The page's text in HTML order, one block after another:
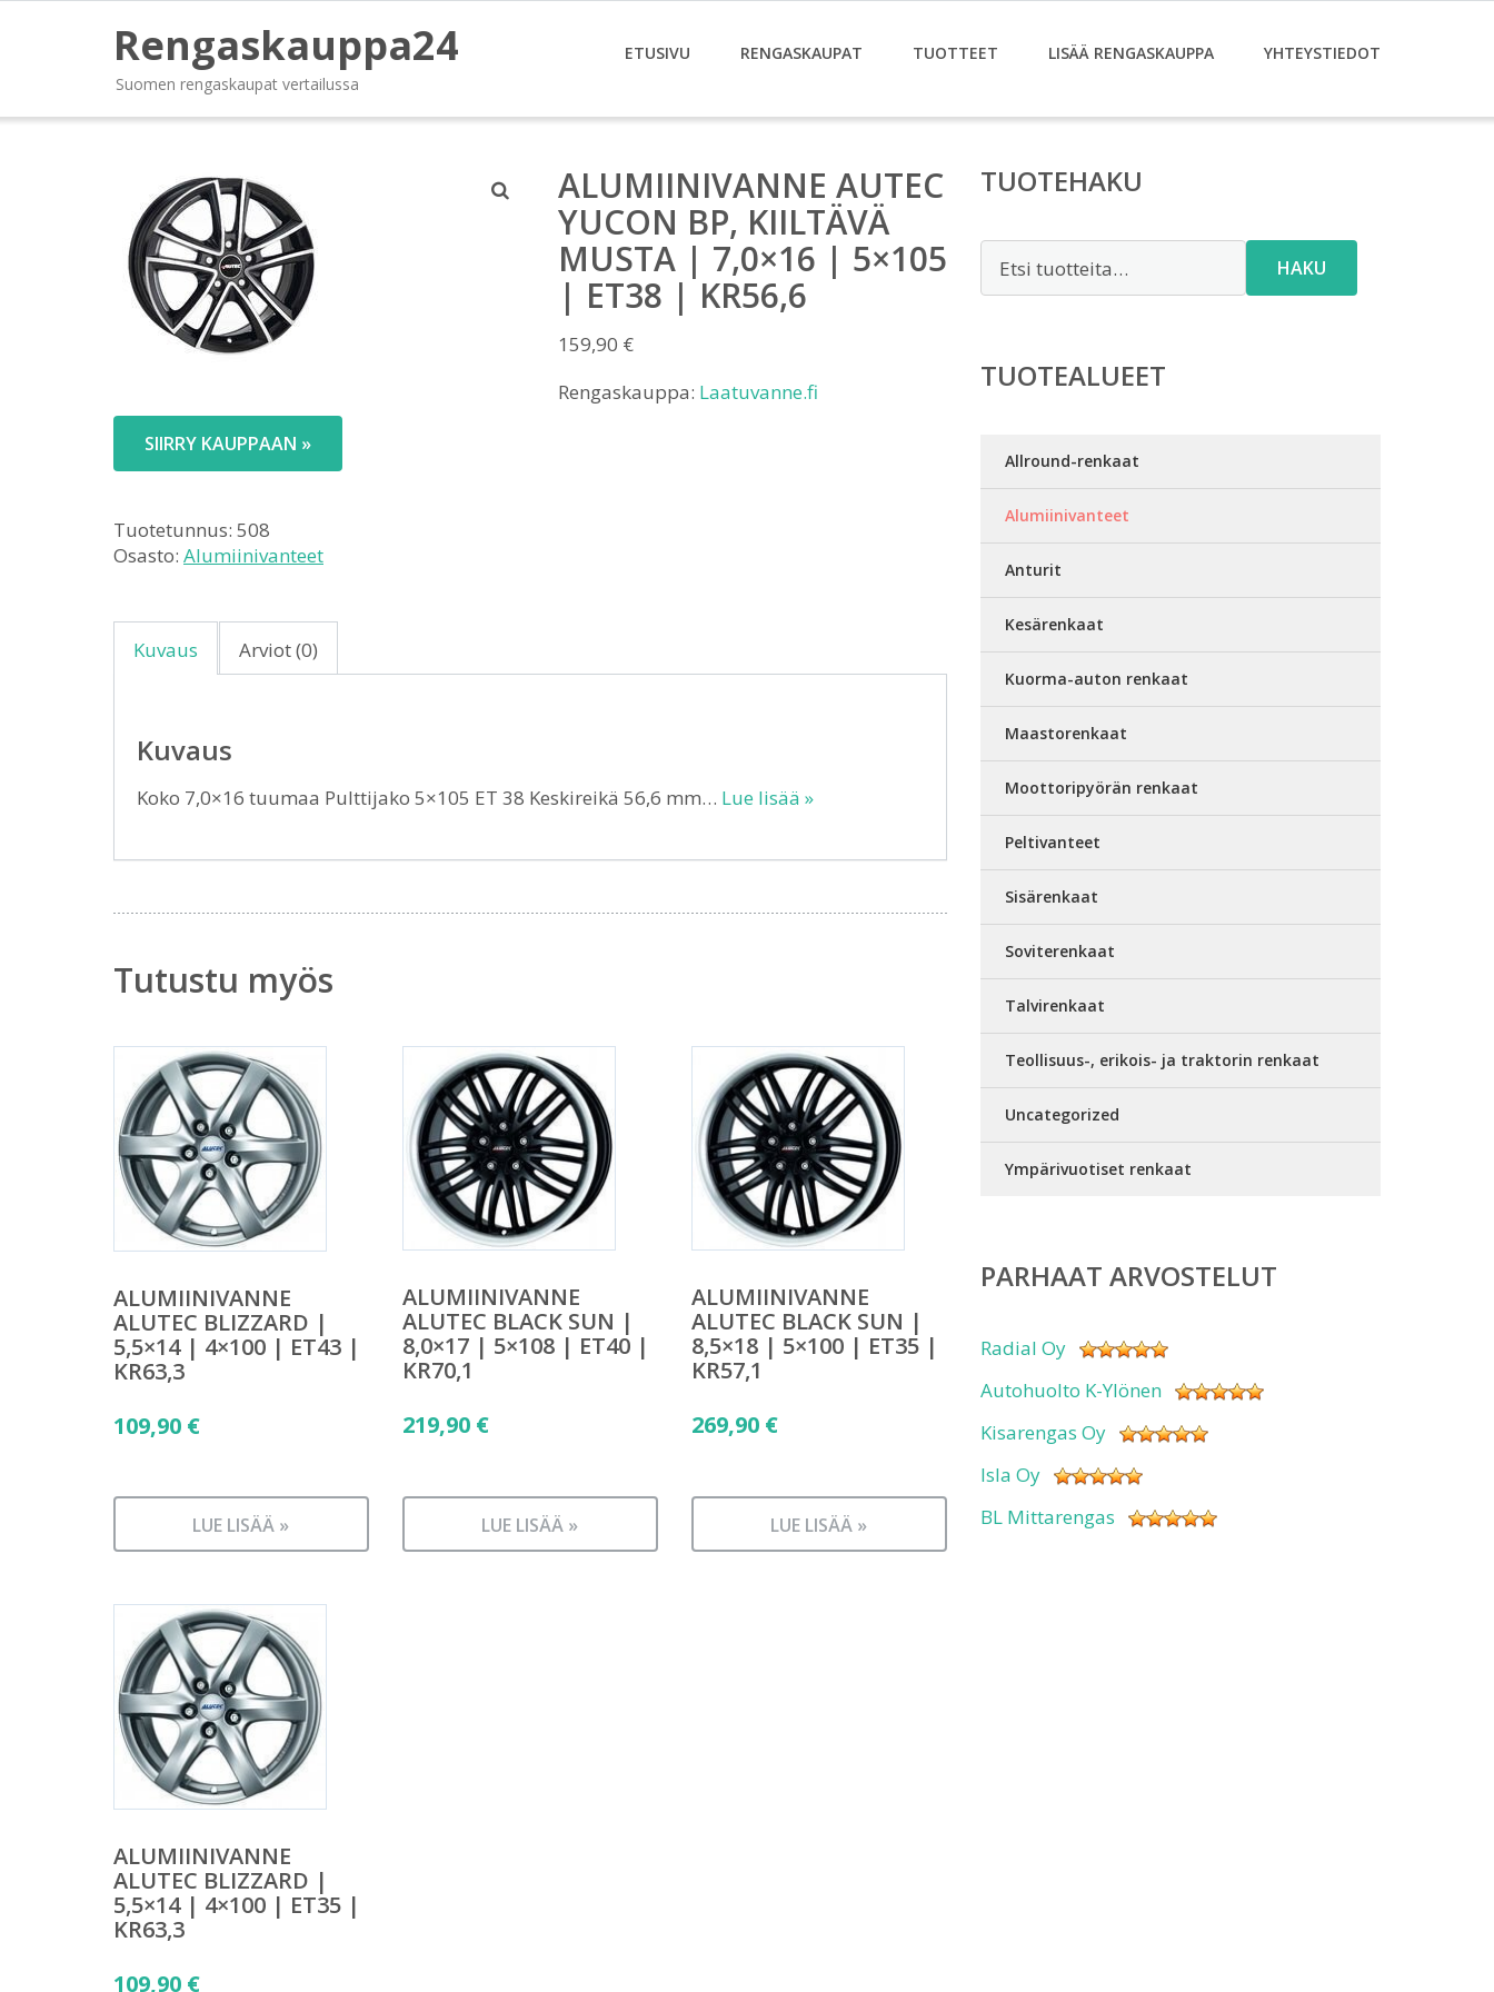
Rengaskauppa24
Suomen rengaskaupat vertailussa
ETUSIVU RENGASKAUPAT TUOTTEET LISÄÄ RENGASKAUPPA YHTEYSTIEDOT
ALUMIINIVANNE AUTEC
YUCON BP, KIILTÄVÄ
MUSTA | 7,0×16 | 5×105
| ET38 | KR56,6
159,90 €
Rengaskauppa: Laatuvanne.fi
SIIRRY KAUPPAAN »
Tuotetunnus: 508
Osasto: Alumiinivanteet
Kuvaus Arviot (0)
Kuvaus
Koko 7,0×16 tuumaa Pulttijako 5×105 ET 38 Keskireikä 56,6 mm… Lue lisää »
Tutustu myös
ALUMIINIVANNE
ALUTEC BLIZZARD |
5,5×14 | 4×100 | ET43 |
KR63,3
109,90 €
LUE LISÄÄ »
ALUMIINIVANNE
ALUTEC BLACK SUN |
8,0×17 | 5×108 | ET40 |
KR70,1
219,90 €
LUE LISÄÄ »
ALUMIINIVANNE
ALUTEC BLACK SUN |
8,5×18 | 5×100 | ET35 |
KR57,1
269,90 €
LUE LISÄÄ »
ALUMIINIVANNE
ALUTEC BLIZZARD |
5,5×14 | 4×100 | ET35 |
KR63,3
109,90 €
TUOTEHAKU
HAKU
TUOTEALUEET
Allround-renkaat
Alumiinivanteet
Anturit
Kesärenkaat
Kuorma-auton renkaat
Maastorenkaat
Moottoripyörän renkaat
Peltivanteet
Sisärenkaat
Soviterenkaat
Talvirenkaat
Teollisuus-, erikois- ja traktorin renkaat
Uncategorized
Ympärivuotiset renkaat
PARHAAT ARVOSTELUT
Radial Oy
Autohuolto K-Ylönen
Kisarengas Oy
Isla Oy
BL Mittarengas